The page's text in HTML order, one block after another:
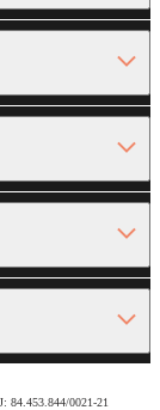
84.453.844/0021-21